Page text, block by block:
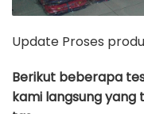
Update Proses
Berikut beberapa
kami langsung